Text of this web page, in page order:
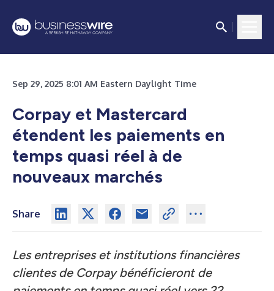
Sep 29, 2025 8:01 AM Eastern Daylight Time
Corpay et Mastercard
étendent les paiements en
temps quasi réel à de
nouveaux marchés
Share
Les entreprises et institutions financières
clientes de Corpay bénéficieront de